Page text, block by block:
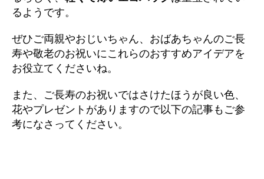
るようです。
ぜひご両親やおじいちゃん、おばあちゃんのご長
寿や敬老のお祝いにこれらのおすすめアイデアを
お役立てくださいね。
また、ご長寿のお祝いではさけたほうが良い色、
花やプレゼントがありますので以下の記事もご参
考になさってください。